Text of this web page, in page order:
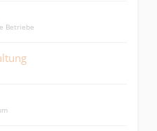
im Bereich Spitex und APH
Während der Nachtwache hört
Polygraf/Grafiker 100%